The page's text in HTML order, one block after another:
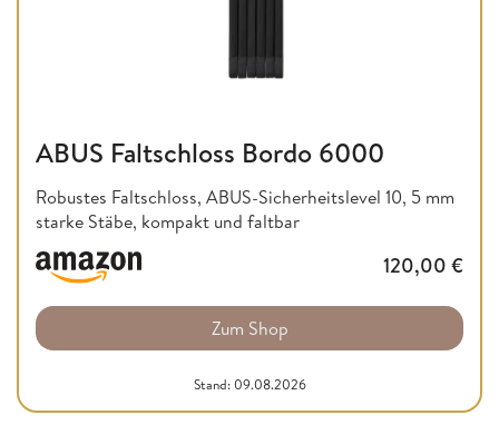
ABUS Faltschloss Bordo 6000
Robustes Faltschloss, ABUS-Sicherheitslevel 10, 5 mm
starke Stäbe, kompakt und faltbar
120,00 €
Zum Shop
Stand: 09.08.2026